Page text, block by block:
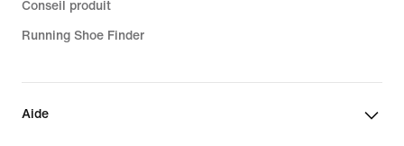
Conseil produit
Running Shoe Finder
Aide